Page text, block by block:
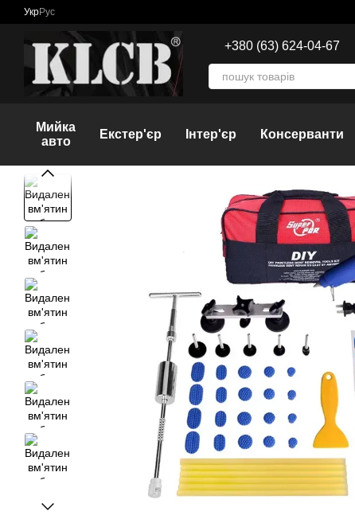
Перейти до основного контенту
УкрРус
+380 (63) 624-04-67
Мийка
авто
Екстер'єр Інтер'єр Консерванти